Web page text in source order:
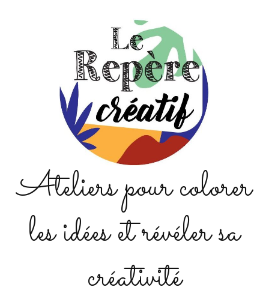
Ateliers pour colorer
les idées et révéler sa
créativité